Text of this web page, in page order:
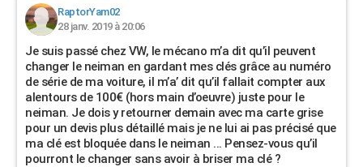
RaptorYam02
28 janv. 2019 à 20:06
Je suis passé chez VW, le mécano m’a dit qu’il peuvent
changer le neiman en gardant mes clés grâce au numéro
de série de ma voiture, il m’a’ dit qu’il fallait compter aux
alentours de 100€ (hors main d’oeuvre) juste pour le
neiman. Je dois y retourner demain avec ma carte grise
pour un devis plus détaillé mais je ne lui ai pas précisé que
ma clé est bloquée dans le neiman ... Pensez-vous qu’il
pourront le changer sans avoir à briser ma clé ?